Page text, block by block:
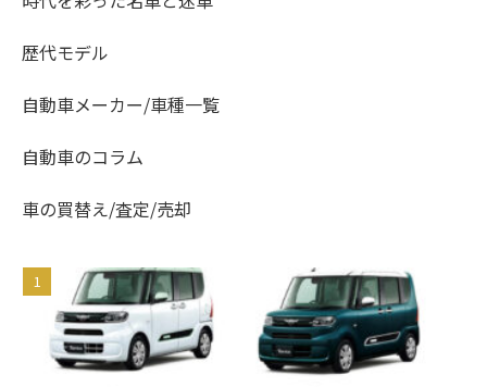
歴代モデル
自動車メーカー/車種一覧
自動車のコラム
車の買替え/査定/売却